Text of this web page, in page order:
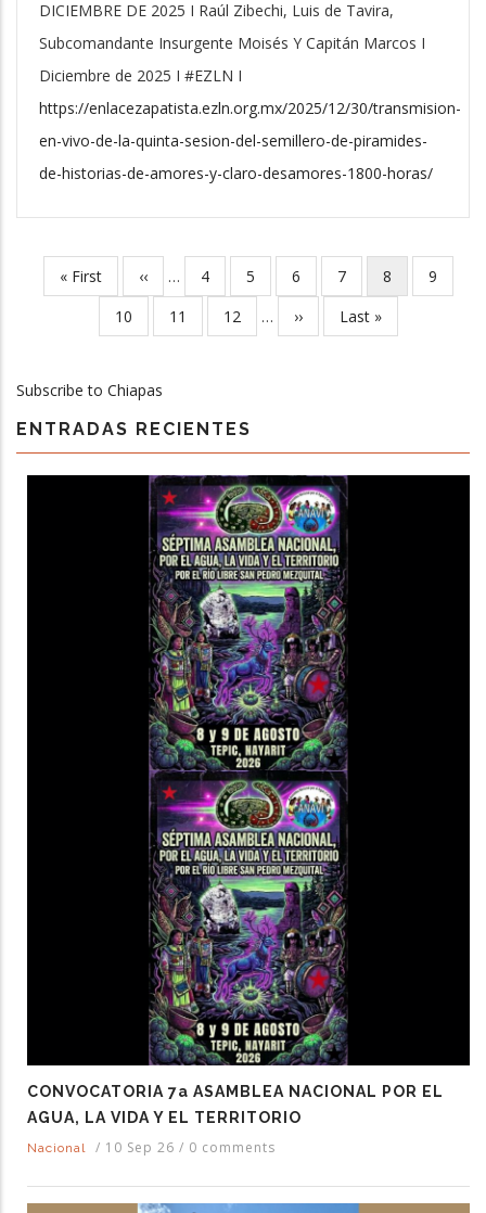
DICIEMBRE DE 2025 I Raúl Zibechi, Luis de Tavira,
Subcomandante Insurgente Moisés Y Capitán Marcos I
Diciembre de 2025 I #EZLN I
https://enlacezapatista.ezln.org.mx/2025/12/30/transmision-
en-vivo-de-la-quinta-sesion-del-semillero-de-piramides-
de-historias-de-amores-y-claro-desamores-1800-horas/
Pagination
First
page
« First
Previous
page
‹‹ … Page
4 Page
5 Page
6 Page
7
Current
page
8 Page
9
Page
10 Page
11 Page
12 …
Next
page
››
Last
page
Last »
Subscribe to Chiapas
ENTRADAS RECIENTES
CONVOCATORIA 7a ASAMBLEA NACIONAL POR EL
AGUA, LA VIDA Y EL TERRITORIO
Nacional / 10 Sep 26 / 0 comments